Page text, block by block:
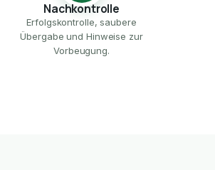
Nachkontrolle
Erfolgskontrolle, saubere
Übergabe und Hinweise zur
Vorbeugung.